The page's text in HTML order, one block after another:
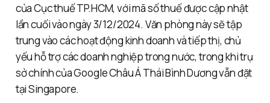
của Cục thuế TP.HCM, với mã số thuế được cập nhật
lần cuối vào ngày 3/12/2024. Văn phòng này sẽ tập
trung vào các hoạt động kinh doanh và tiếp thị, chủ
yếu hỗ trợ các doanh nghiệp trong nước, trong khi trụ
sở chính của Google Châu Á Thái Bình Dương vẫn đặt
tại Singapore.